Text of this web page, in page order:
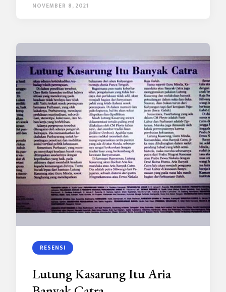
NOVEMBER 8, 2021
RESENSI
Lutung Kasarung Itu Aria